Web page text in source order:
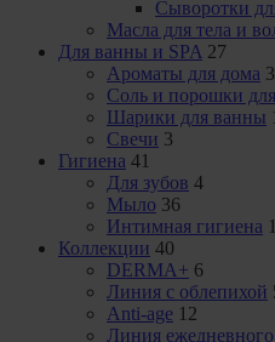
Сыворотки
Масла для тела и
Для ванны и SPA 27
Ароматы для дома 3
Соль и порошки
Шарики для ванны
Свечи 3
Гигиена 41
Для зубов 4
Мыло 36
Интимная гигиена 1
Коллекции 40
DERMA+ 6
Линия с облепихой
Anti-age 12
Линия